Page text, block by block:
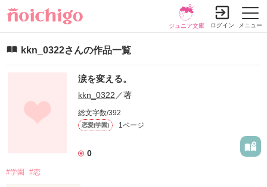
メニュー
ジュニア文庫 ログイン
kkn_0322さんの作品一覧
涙を変える。
kkn_0322 ／著
総文字数/392
恋愛(学園) 1ページ
0
#学園 #恋